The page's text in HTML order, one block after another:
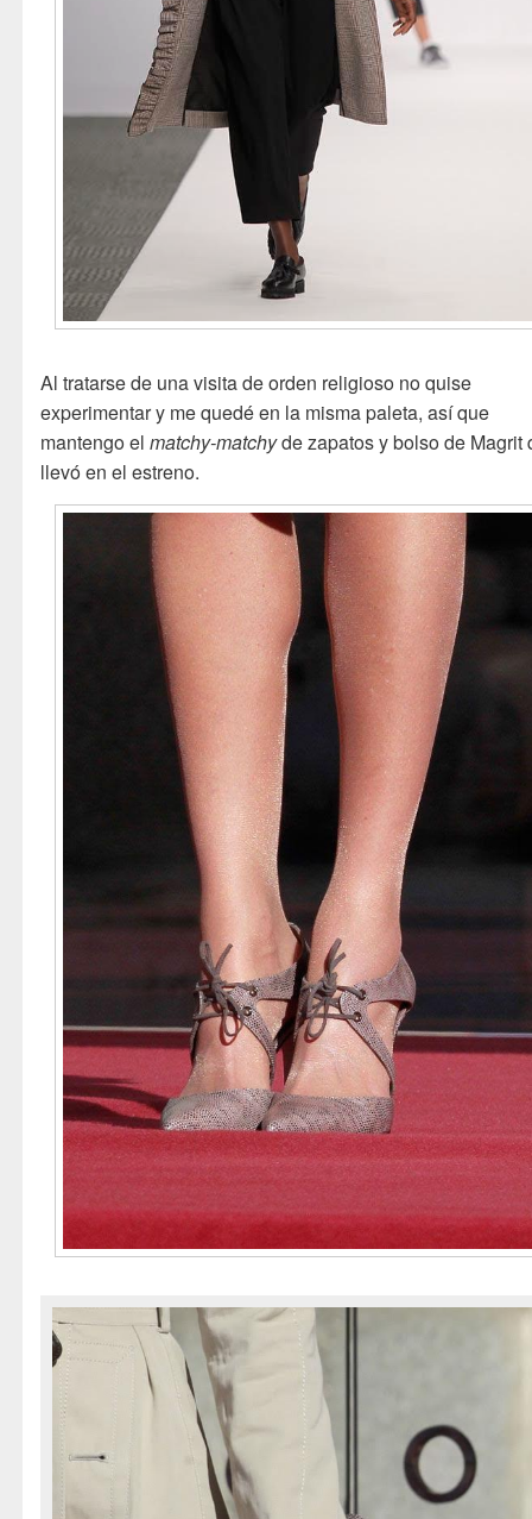
Al tratarse de una visita de orden religioso no quise
experimentar y me quedé en la misma paleta, así que
mantengo elmatchy-matchyde zapatos y bolso de Magrit
llevó en el estreno.